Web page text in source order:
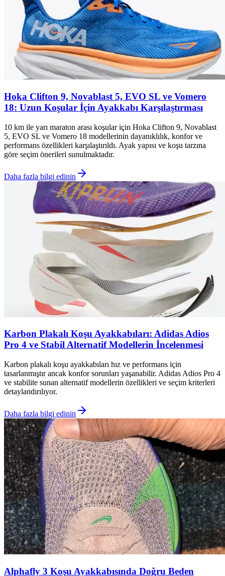
Hoka Clifton 9, Novablast 5, EVO SL ve Vomero
18: Uzun Koşular İçin Ayakkabı Karşılaştırması
10 km ile yarı maraton arası koşular için Hoka Clifton 9, Novablast
5, EVO SL ve Vomero 18 modellerinin dayanıklılık, konfor ve
performans özellikleri karşılaştırıldı. Ayak yapısı ve koşu tarzına
göre seçim önerileri sunulmaktadır.
Daha fazla bilgi edinin
Karbon Plakalı Koşu Ayakkabıları: Adidas Adios
Pro 4 ve Stabil Alternatif Modellerin İncelenmesi
Karbon plakalı koşu ayakkabıları hız ve performans için
tasarlanmıştır ancak konfor sorunları yaşanabilir. Adidas Adios Pro 4
ve stabilite sunan alternatif modellerin özellikleri ve seçim kriterleri
detaylandırılıyor.
Daha fazla bilgi edinin
Alphafly 3 Koşu Ayakkabısında Doğru Beden